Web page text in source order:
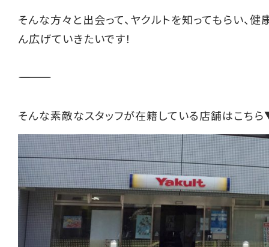
そんな方々と出会って、ヤクルトを知ってもらい、
ん広げていきたいです！
――――――――――
そんな素敵なスタッフが在籍している店舗はこち